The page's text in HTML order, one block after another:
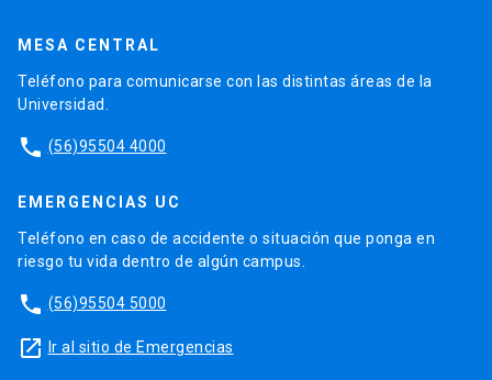
MESA CENTRAL
Teléfono para comunicarse con las distintas áreas de la
Universidad.
phone (56)95504 4000
EMERGENCIAS UC
Teléfono en caso de accidente o situación que ponga en
riesgo tu vida dentro de algún campus.
phone (56)95504 5000
launch Ir al sitio de Emergencias